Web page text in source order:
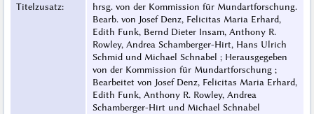
Titelzusatz:
hrsg. von der Kommission für Mundartforschung.
Bearb. von Josef Denz, Felicitas Maria Erhard,
Edith Funk, Bernd Dieter Insam, Anthony R.
Rowley, Andrea Schamberger-Hirt, Hans Ulrich
Schmid und Michael Schnabel ; Herausgegeben
von der Kommission für Mundartforschung ;
Bearbeitet von Josef Denz, Felicitas Maria Erhard,
Edith Funk, Anthony R. Rowley, Andrea
Schamberger-Hirt und Michael Schnabel